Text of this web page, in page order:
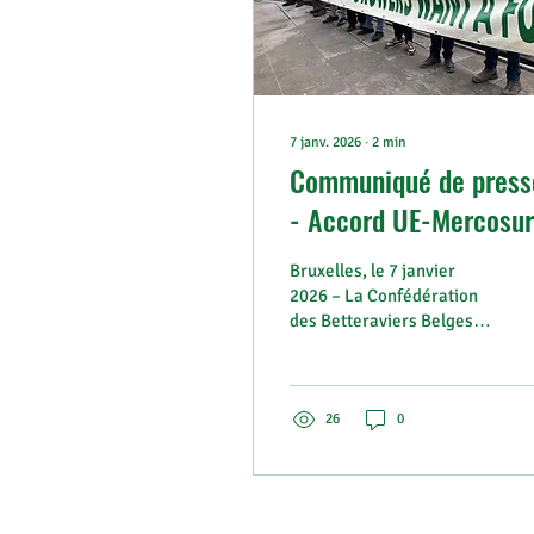
7 janv. 2026 ∙ 2 min
Communiqué de
- Accord UE-
une menace pour
l'agriculture
européenne. Il est
urgent d'agir !
Bruxelles, le 7 janvier
2026 – La Confédération
des Betteraviers Belges
Mercosur pour le secteur
les efforts intensifs des
26 0